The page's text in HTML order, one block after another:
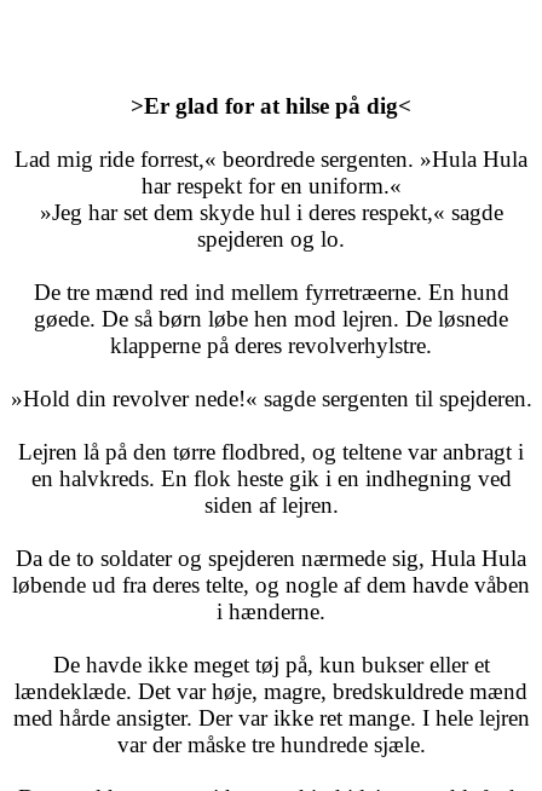
>Er glad for at hilse på dig<
Lad mig ride forrest,« beordrede sergenten. »Hula Hula
har respekt for en uniform.«
»Jeg har set dem skyde hul i deres respekt,« sagde
spejderen og lo.
De tre mænd red ind mellem fyrretræerne. En hund
gøede. De så børn løbe hen mod lejren. De løsnede
klapperne på deres revolverhylstre.
»Hold din revolver nede!« sagde sergenten til spejderen.
Lejren lå på den tørre flodbred, og teltene var anbragt i
en halvkreds. En flok heste gik i en indhegning ved
siden af lejren.
Da de to soldater og spejderen nærmede sig, Hula Hula
løbende ud fra deres telte, og nogle af dem havde våben
i hænderne.
De havde ikke meget tøj på, kun bukser eller et
lændeklæde. Det var høje, magre, bredskuldrede mænd
med hårde ansigter. Der var ikke ret mange. I hele lejren
var der måske tre hundrede sjæle.